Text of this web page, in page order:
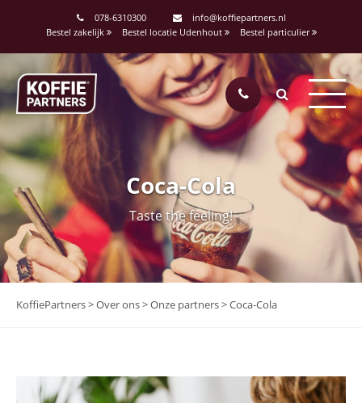
078-6310300
info@koffiepartners.nl
Bestel zakelijk
Bestel locatie Udenhout Bestel particulier
Coca-Cola
Taste the feeling!
KoffiePartners>Over ons>Onze partners>Coca-Cola